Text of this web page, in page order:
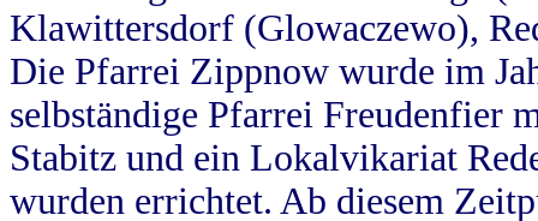
Klawittersdorf (Glowaczewo),
Die Pfarrei Zippnow wurde im
selbständige Pfarrei Freudenfier
Stabitz und ein Lokalvikariat
wurden errichtet. Ab diesem